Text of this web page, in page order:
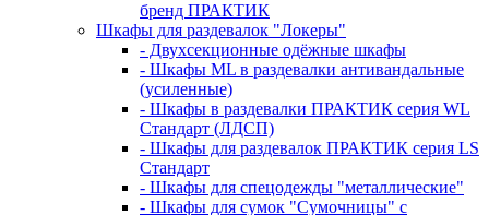
бренд ПРАКТИК
Шкафы для раздевалок "Локеры"
- Двухсекционные одёжные шкафы
- Шкафы ML в раздевалки антивандальные
(усиленные)
- Шкафы в раздевалки ПРАКТИК серия WL
Стандарт (ЛДСП)
- Шкафы для раздевалок ПРАКТИК серия LS
Стандарт
- Шкафы для спецодежды "металлические"
- Шкафы для сумок "Сумочницы" с